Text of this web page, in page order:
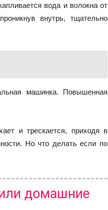
вода и волокна от
внутрь, тщательно
машинка. Повышенная
и трескается, приходя в
Но что делать если по
домашние